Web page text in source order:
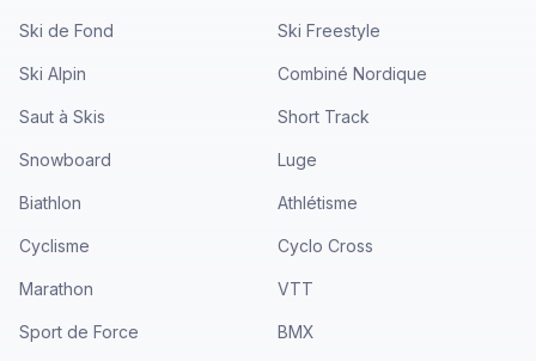
Ski de Fond Ski Freestyle
Ski Alpin Combiné Nordique
Saut à Skis Short Track
Snowboard Luge
Biathlon Athlétisme
Cyclisme Cyclo Cross
Marathon VTT
Sport de Force BMX